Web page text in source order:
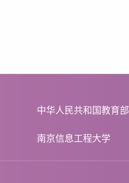
中华人民共和国教育部
南京信息工程大学